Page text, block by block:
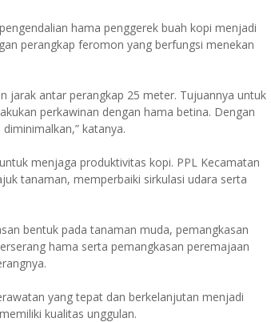
hama penggerek buah kopi menjadi
perangkap feromon yang berfungsi menekan
jarak antar perangkap 25 meter. Tujuannya untuk
perkawinan dengan hama betina. Dengan
katanya.
menjaga produktivitas kopi. PPL Kecamatan
tanaman, memperbaiki sirkulasi udara serta
bentuk pada tanaman muda, pemangkasan
hama serta pemangkasan peremajaan
yang tepat dan berkelanjutan menjadi
kualitas unggulan.